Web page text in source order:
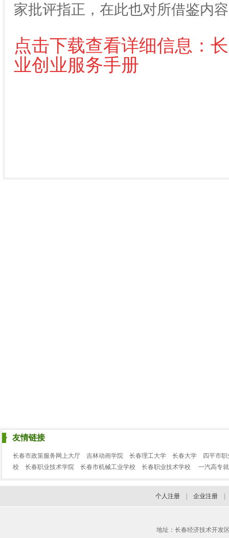
家批评指正，在此也对所借鉴内
点击下载查看详细信息：
业创业服务手册
友情链接
长春市政策服务网上大厅 吉林动画学院 长春理工大学 长春大学
四平市
校
长春职业技术学院 长春市机械工业学校 长春职业技术学校 一汽高专
个人注册 企业注册
地址：长春经济技术开发